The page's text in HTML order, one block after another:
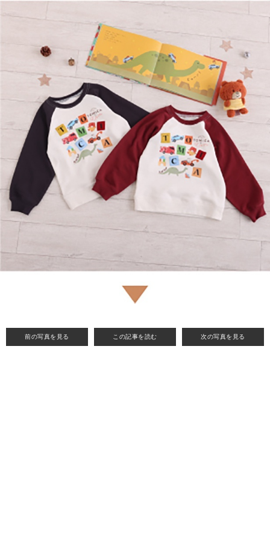
前の写真を見る この記事を読む 次の写真を見る